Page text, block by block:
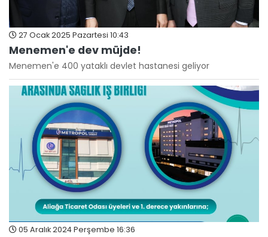
27 Ocak 2025 Pazartesi 10:43
Menemen'e dev müjde!
Menemen'e 400 yataklı devlet hastanesi geliyor
05 Aralık 2024 Perşembe 16:36